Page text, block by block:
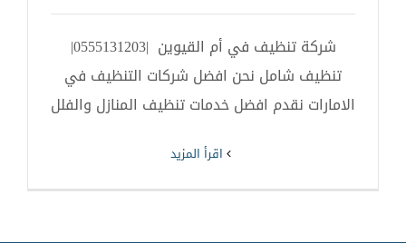
شركة تنظيف في أم القيوين |0555131203|
تنظيف شامل نحن افضل شركات التنظيف في
الامارات نقدم افضل خدمات تنظيف المنازل والفلل